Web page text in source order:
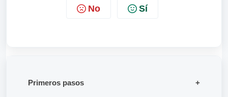
No Sí
Primeros pasos